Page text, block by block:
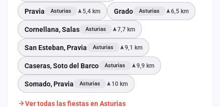
Pravia Asturias 5,4 km Grado Asturias 6,5 km
Cornellana, Salas Asturias 7,7 km
San Esteban, Pravia Asturias 9,1 km
Caseras, Soto del Barco Asturias 9,9 km
Somado, Pravia Asturias 10 km
Ver todas las fiestas en Asturias